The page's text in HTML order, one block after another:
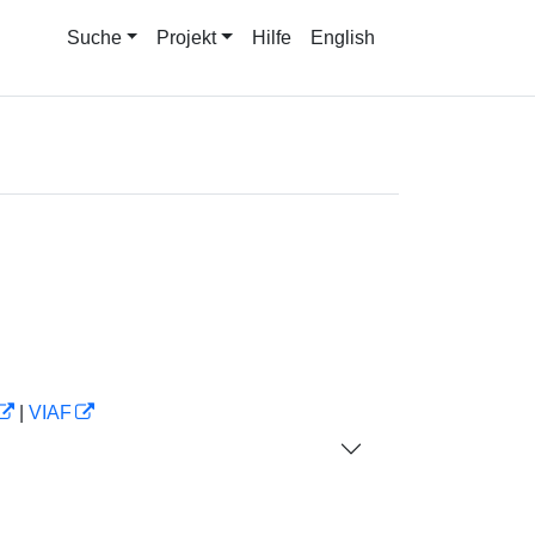
Suche Projekt Hilfe English
VIAF